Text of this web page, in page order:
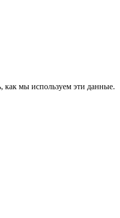
как мы используем эти данные.